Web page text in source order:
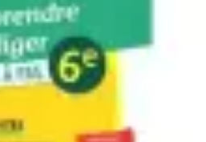
Techniques
Techniques